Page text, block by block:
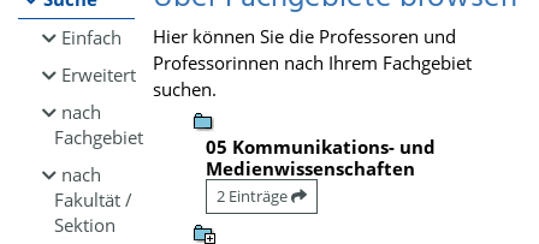
Einfach
Erweitert
nach
Fachgebiet
nach
Fakultät /
Sektion
Hier können Sie die Professoren und
Professorinnen nach Ihrem Fachgebiet
suchen.
05 Kommunikations- und
Medienwissenschaften
2 Einträge